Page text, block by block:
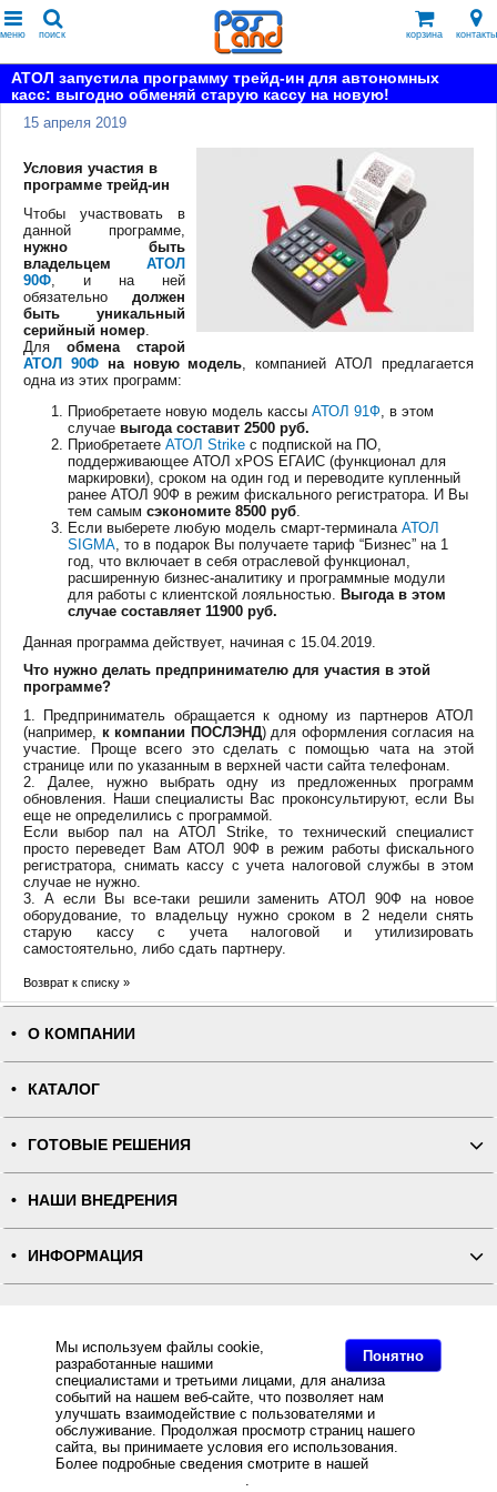
Понятно
Мы используем файлы cookie,
разработанные нашими
специалистами и третьими лицами, для анализа
событий на нашем веб-сайте, что позволяет нам
улучшать взаимодействие с пользователями и
обслуживание. Продолжая просмотр страниц нашего
сайта, вы принимаете условия его использования.
Более подробные сведения смотрите в нашей
.
меню поиск корзина контакты
АТОЛ запустила программу трейд-ин для автономных
касс: выгодно обменяй старую кассу на новую!
15 апреля 2019
Условия участия в
программе трейд-ин
Чтобы участвовать в
данной программе,
нужно быть
владельцем АТОЛ
90Ф , и на ней
обязательно должен
быть уникальный
серийный номер
Для обмена старой
АТОЛ 90Фна новую модель , компанией АТОЛ предлагается
одна из этих программ:
Приобретаете новую модель кассы АТОЛ 91Ф , в этом
случае выгода составит 2500 руб.
Приобретаете АТОЛ Strike с подпиской на ПО,
поддерживающее АТОЛ xPOS ЕГАИС (функционал для
маркировки), сроком на один год и переводите купленный
ранее АТОЛ 90Ф в режим фискального регистратора. И Вы
тем самым сэкономите 8500 руб
Если выберете любую модель смарт-терминала АТОЛ
SIGMA , то в подарок Вы получаете тариф “Бизнес” на 1
год, что включает в себя отраслевой функционал,
расширенную бизнес-аналитику и программные модули
для работы с клиентской лояльностью. Выгода в этом
случае составляет 11900 руб.
Данная программа действует, начиная с 15.04.2019.
Что нужно делать предпринимателю для участия в этой
программе?
1. Предприниматель обращается к одному из партнеров АТОЛ
(например, к компании ПОСЛЭНД) для оформления согласия на
участие. Проще всего это сделать с помощью чата на этой
странице или по указанным в верхней части сайта телефонам.
2. Далее, нужно выбрать одну из предложенных программ
обновления. Наши специалисты Вас проконсультируют, если Вы
еще не определились с программой.
Если выбор пал на АТОЛ Strike, то технический специалист
просто переведет Вам АТОЛ 90Ф в режим работы фискального
регистратора, снимать кассу с учета налоговой службы в этом
случае не нужно.
3. А если Вы все-таки решили заменить АТОЛ 90Ф на новое
оборудование, то владельцу нужно сроком в 2 недели снять
старую кассу с учета налоговой и утилизировать
самостоятельно, либо сдать партнеру.
Возврат к списку »
О КОМПАНИИ
КАТАЛОГ
ГОТОВЫЕ РЕШЕНИЯ
НАШИ ВНЕДРЕНИЯ
ИНФОРМАЦИЯ
ПОЛНАЯ ВЕРСИЯ
Интернет-магазин "ПОСЛЭНД" - торгового оборудования, оборудования для автоматизации общепита и
торговли, расходных материалов
Все права защищены, ООО "ПОСЛЭНД" © 2008-2026.
Политика конфиденциальности
Основное: АТОЛ запустила программу трейд-ин для автономных касс: выгодно обменяй старую кассу
на новую!, АТОЛ запустила программу трейд-ин для автономных касс: выгодно обменяй старую кассу
на новую!, АТОЛ запустила программу трейд-ин для автономных касс: выгодно обменяй старую кассу